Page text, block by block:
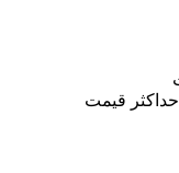
حداکثر قیمت